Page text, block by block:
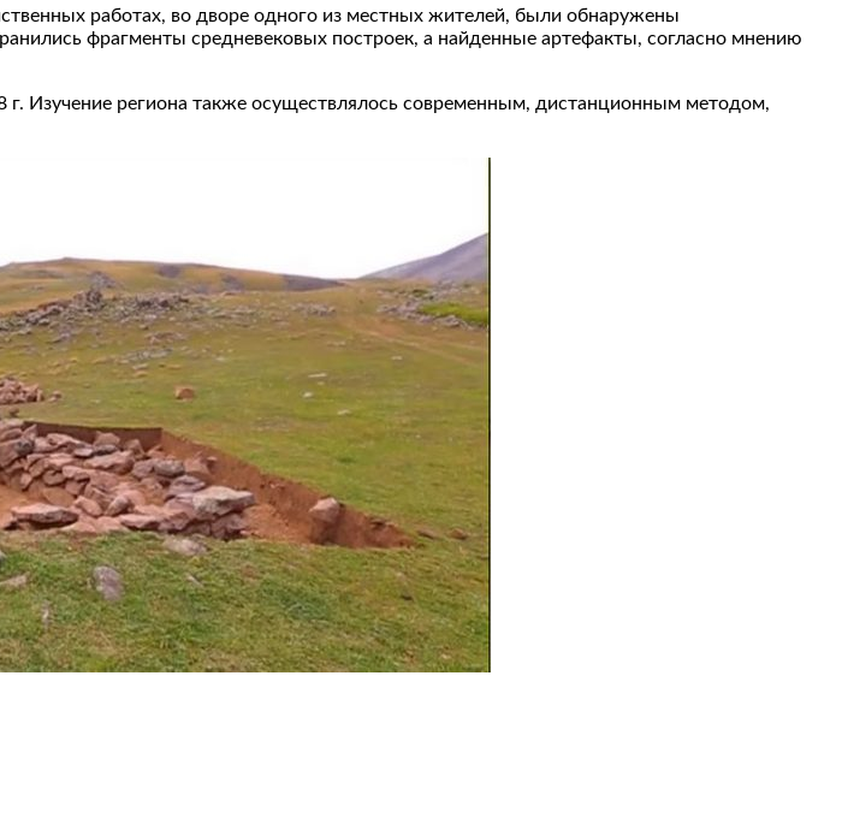
работах, во дворе одного из местных жителей, были обнаружены
фрагменты средневековых построек, а найденные артефакты, согласно мнению
г. Изучение региона также осуществлялось современным, дистанционным методом,